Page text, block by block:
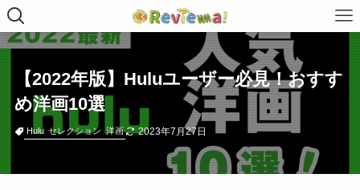
【2022年版】Huluユーザー必見！おすす
め洋画10選
Hulu セレクション 洋画 2023年7月27日